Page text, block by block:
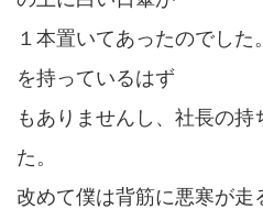
１本置いてあったのでし
を持っているはず
もありませんし、社長の持
た。
改めて僕は背筋に悪寒が走